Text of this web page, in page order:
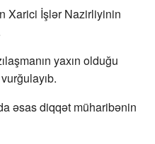
Xarici İşlər Nazirliyinin
yaxın olduğu
əsas diqqət müharibənin